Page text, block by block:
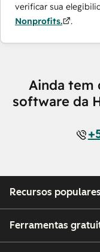
verificar sua
Nonprofits.
.
Ainda tem
software da
Recursos populares
Ferramentas